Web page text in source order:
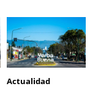
Actualidad